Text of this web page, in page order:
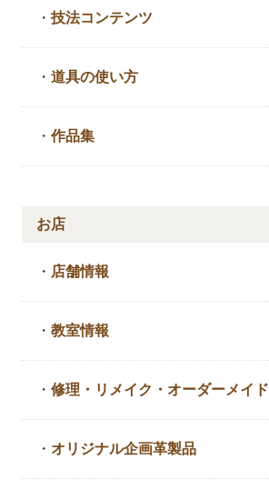
・技法コンテンツ
・道具の使い方
・作品集
お店
・ 店舗情報
・教室情報
・修理・リメイク・ オーダーメイド
・ オリジナル企画革製品